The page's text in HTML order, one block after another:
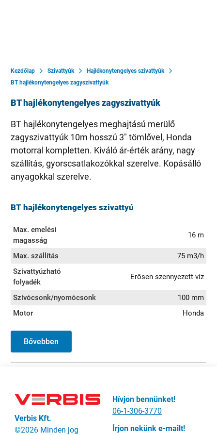
Kezdőlap Szivattyúk
Hajlékonytengelyes szivattyúk
BT hajlékonytengelyes zagyszivattyúk
BT hajlékonytengelyes zagyszivattyúk
BT hajlékonytengelyes meghajtású merülő
zagyszivattyúk 10m hosszú 3" tömlővel, Honda
motorral kompletten. Kiváló ár-érték arány, nagy
szállítás, gyorscsatlakozókkal szerelve. Kopásálló
anyagokkal szerelve.
BT hajlékonytengelyes szivattyú
Max. emelési
magasság
16 m
Max. szállítás
75 m3/h
Szivattyúzható
folyadék
Erősen szennyezett víz
Szívócsonk/nyomócsonk
100 mm
Motor
Honda
Bővebben
Verbis Kft.
©2026 Minden jog
Hívjon bennünket!
06-1-306-3770
Írjon nekünk e-mailt!